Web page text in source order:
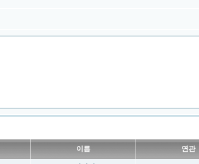
이름 연관